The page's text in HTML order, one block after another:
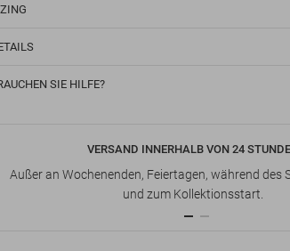
SIE HILFE?
VERSAND INNERHALB VON 24
Außer an Wochenenden, Feiertagen, während des
und zum Kollektionsstart.